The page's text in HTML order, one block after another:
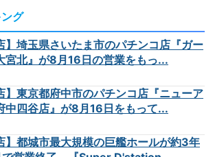
グ
】埼玉県さいたま市のパチンコ店『ガー
宮北』が8月16日の営業をもっ...
】東京都府中市のパチンコ店『ニューア
中四谷店』が8月16日をもって...
】都城市最大規模の巨艦ホールが約3年